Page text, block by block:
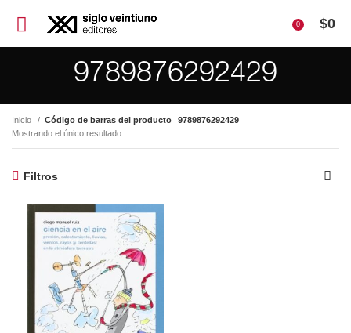
0 $0
9789876292429
Inicio Código de barras del producto
9789876292429
Mostrando el único resultado
Filtros